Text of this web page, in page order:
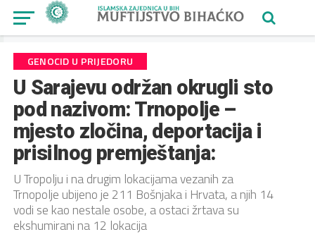
GENOCID U PRIJEDORU
U Sarajevu održan okrugli sto
pod nazivom: Trnopolje –
mjesto zločina, deportacija i
prisilnog premještanja:
U Tropolju i na drugim lokacijama vezanih za
Trnopolje ubijeno je 211 Bošnjaka i Hrvata, a njih 14
vodi se kao nestale osobe, a ostaci žrtava su
ekshumirani na 12 lokacija